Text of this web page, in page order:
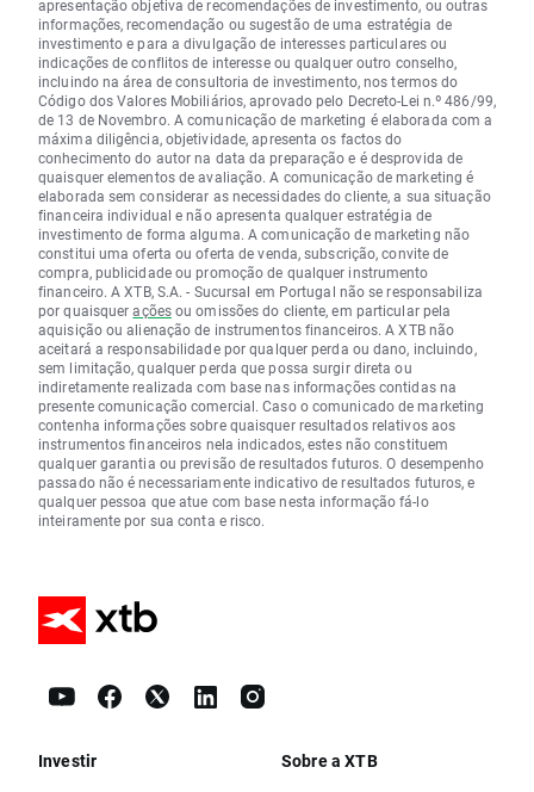
apresentação objetiva de recomendações de investimento, ou outras
informações, recomendação ou sugestão de uma estratégia de
investimento e para a divulgação de interesses particulares ou
indicações de conflitos de interesse ou qualquer outro conselho,
incluindo na área de consultoria de investimento, nos termos do
Código dos Valores Mobiliários, aprovado pelo Decreto-Lei n.º 486/99,
de 13 de Novembro. A comunicação de marketing é elaborada com a
máxima diligência, objetividade, apresenta os factos do
conhecimento do autor na data da preparação e é desprovida de
quaisquer elementos de avaliação. A comunicação de marketing é
elaborada sem considerar as necessidades do cliente, a sua situação
financeira individual e não apresenta qualquer estratégia de
investimento de forma alguma. A comunicação de marketing não
constitui uma oferta ou oferta de venda, subscrição, convite de
compra, publicidade ou promoção de qualquer instrumento
financeiro. A XTB, S.A. - Sucursal em Portugal não se responsabiliza
por quaisqueraçõesou omissões do cliente, em particular pela
aquisição ou alienação de instrumentos financeiros. A XTB não
aceitará a responsabilidade por qualquer perda ou dano, incluindo,
sem limitação, qualquer perda que possa surgir direta ou
indiretamente realizada com base nas informações contidas na
presente comunicação comercial. Caso o comunicado de marketing
contenha informações sobre quaisquer resultados relativos aos
instrumentos financeiros nela indicados, estes não constituem
qualquer garantia ou previsão de resultados futuros. O desempenho
passado não é necessariamente indicativo de resultados futuros, e
qualquer pessoa que atue com base nesta informação fá-lo
inteiramente por sua conta e risco.
Investir Sobre a XTB